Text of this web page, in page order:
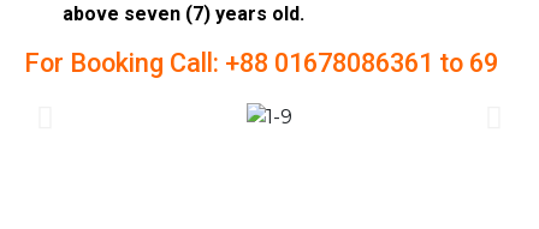
above seven (7) years old.
For Booking Call: +88 01678086361 to 69